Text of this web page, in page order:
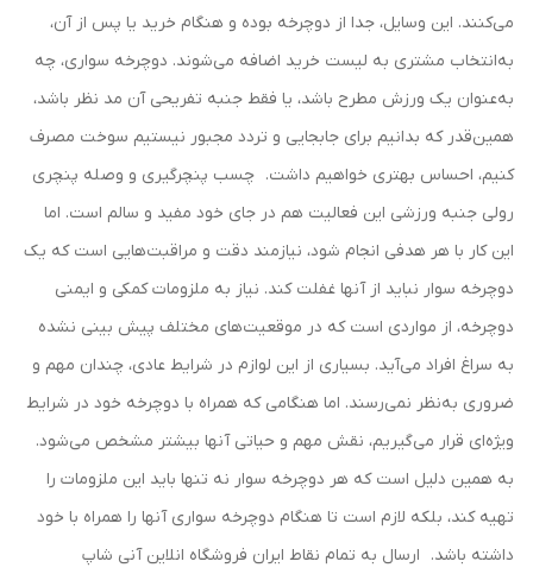
می‌کنند. این وسایل، جدا از دوچرخه بوده و هنگام خرید یا پس از آن،
به‌انتخاب مشتری به لیست خرید اضافه می‌شوند. دوچرخه سواری، چه
به‌عنوان یک ورزش مطرح باشد، یا فقط جنبه تفریحی آن مد نظر باشد،
همین‌قدر که بدانیم برای جابجایی و تردد مجبور نیستیم سوخت مصرف
کنیم، احساس بهتری خواهیم داشت. چسب پنچرگیری و وصله پنچری
رولی جنبه ورزشی این فعالیت هم در جای خود مفید و سالم است. اما
این کار با هر هدفی انجام شود، نیازمند دقت و مراقبت‌هایی است که یک
دوچرخه سوار نباید از آنها غفلت کند. نیاز به ملزومات کمکی و ایمنی
دوچرخه، از مواردی است که در موقعیت‌های مختلف پیش بینی نشده
به سراغ افراد می‌آید. بسیاری از این لوازم در شرایط عادی، چندان مهم و
ضروری به‌نظر نمی‌رسند. اما هنگامی که همراه با دوچرخه خود در شرایط
ویژه‌ای قرار می‌گیریم، نقش مهم و حیاتی آنها بیشتر مشخص می‌شود.
به همین دلیل است که هر دوچرخه سوار نه تنها باید این ملزومات را
تهیه کند، بلکه لازم است تا هنگام دوچرخه سواری آنها را همراه با خود
داشته باشد. ارسال به تمام نقاط ایران فروشگاه انلاین آنی شاپ